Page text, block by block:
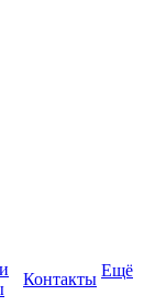
Контакты Ещё